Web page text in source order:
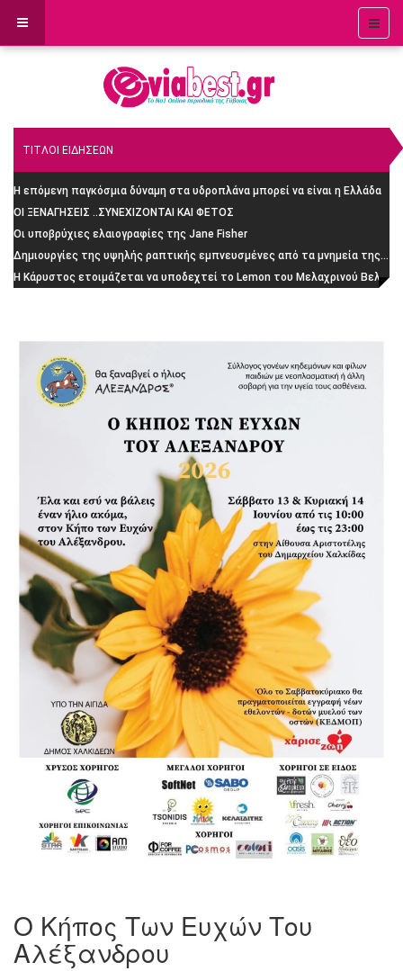
ΤΙΤΛΟΙ ΕΙΔΗΣΕΩΝ
Η επόμενη παγκόσμια δύναμη στα υδροπλάνα μπορεί να είναι η Ελλάδα
ΟΙ ΞΕΝΑΓΗΣΕΙΣ ..ΣΥΝΕΧΙΖΟΝΤΑΙ ΚΑΙ ΦΕΤΟΣ
Οι υποβρύχιες ελαιογραφίες της Jane Fisher
Δημιουργίες της υψηλής ραπτικής εμπνευσμένες από τα μνημεία της Ρώμης
H Κάρυστος ετοιμάζεται να υποδεχτεί το Lemon του Μελαχρινού Βελέντζα: H απίστευτη ιστορία
Ο Κήπος Των Ευχών Του
Αλέξανδρου